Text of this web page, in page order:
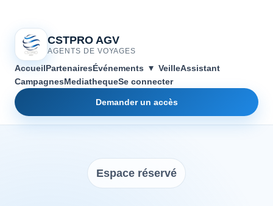
CSTPRO AGV
AGENTS DE VOYAGES
AccueilPartenairesÉvénements ▾ VeilleAssistant
CampagnesMediathequeSe connecter
Demander un accès
Espace réservé